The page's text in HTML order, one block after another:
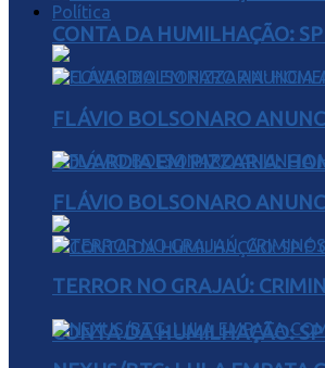
Política
COVARDIA EM PIZZARIA:
CONTA DA HUMILHAÇÃO:
CONTA DA HUMILHAÇÃO:
FLÁVIO BOLSONARO
FLÁVIO BOLSONARO
TERROR NO GRAJAÚ: